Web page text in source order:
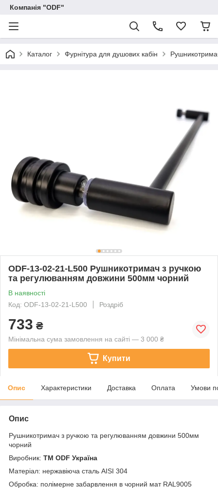
Компанія "ODF"
Каталог Фурнітура для душових кабін
ODF-13-02-21-L500 Рушникотримач з ручкою
та регулюванням довжини 500мм чорний
В наявності
Код: ODF-13-02-21-L500
Роздріб
733 ₴
Мінімальна сума замовлення на сайті — 3 000 ₴
Купити
Опис Характеристики Доставка Оплата Умови
Опис
Рушникотримач з ручкою та регулюванням довжини 500мм
чорний
Виробник: ТМ ODF Україна
Матеріал: нержавіюча сталь AISI 304
Обробка: полімерне забарвлення в чорний мат RAL9005